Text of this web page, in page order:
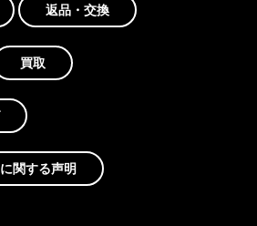
返品・交換
買取
関する声明